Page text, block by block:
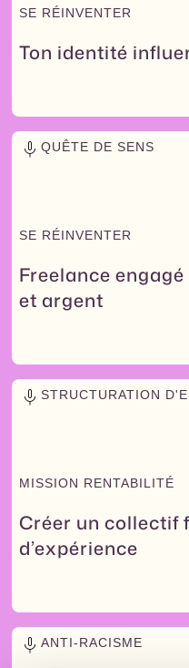
SE RÉINVENTER
Ton identité
QUÊTE DE SENS
SE RÉINVENTER
Freelance
et argent
STRUCTURATION
MISSION RENTABILITÉ
Créer un collectif
d’expérience
ANTI-RACISME